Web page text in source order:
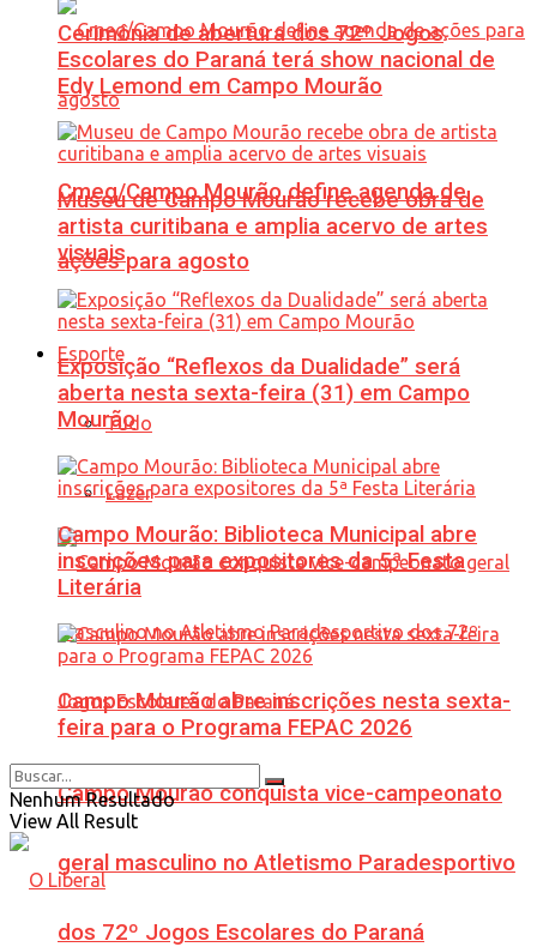
Cmeg/Campo Mourão define agenda de
ações para agosto
Esporte
Tudo
Lazer
Campo Mourão conquista vice-campeonato
geral masculino no Atletismo Paradesportivo
dos 72º Jogos Escolares do Paraná
Cerimônia de abertura dos 72º Jogos
Escolares do Paraná terá show nacional de
Edy Lemond em Campo Mourão
Museu de Campo Mourão recebe obra de
artista curitibana e amplia acervo de artes
visuais
Exposição “Reflexos da Dualidade” será
aberta nesta sexta-feira (31) em Campo
Mourão
Campo Mourão: Biblioteca Municipal abre
inscrições para expositores da 5ª Festa
Literária
Campo Mourão abre inscrições nesta sexta-
feira para o Programa FEPAC 2026
Nenhum Resultado
View All Result